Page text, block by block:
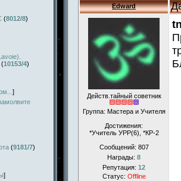
(8012/8)
(10153/4)
]
(9181/7)
]
Edward
Действ.тайный советник
Группа: Мастера и Учителя
Достижения:
*Учитель УРР(6), *КР-2
Сообщений: 807
Награды: 8
Репутация: 12
Статус: Offline